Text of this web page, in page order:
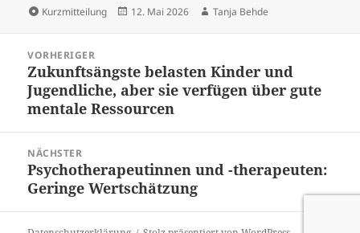
Format
Kurzmitteilung
Veröffentlicht
12. Mai 2026 Autor
Tanja Behde
VORHERIGER
Vorheriger
Beitrag:
Zukunftsängste belasten Kinder und
Jugendliche, aber sie verfügen über gute
mentale Ressourcen
NÄCHSTER
Nächster
Beitrag:
Psychotherapeutinnen und -therapeuten:
Geringe Wertschätzung